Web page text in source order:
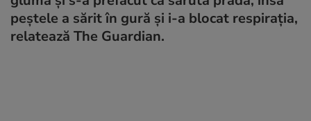
peștele a sărit în gură și i-a blocat respirația,
relatează The Guardian.